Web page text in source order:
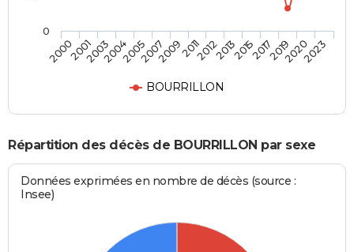
BOURRILLON
200020012003200420052007200920112012201320152017201920202023
0
Répartition des décès de BOURRILLON par sexe
Données exprimées en nombre de décès (source :
Insee)